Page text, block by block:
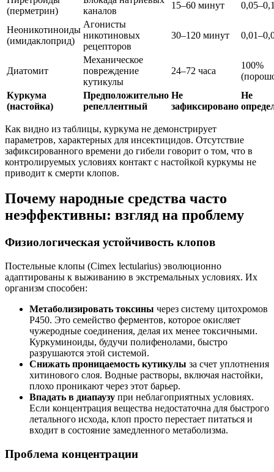
(перметрин)
каналов
15–60 минут
Неоникотиноиды
(имидаклоприд)
Агонисты
никотиновых
рецепторов
30–120 минут
Диатомит
Механическое
повреждение
кутикулы
24–72 часа
100%
Куркума
(настойка)
Предположительно
репеллентный
Не
зафиксировано
Не
Как видно из таблицы, куркума не демонстрирует
параметров, характерных для инсектицидов. Отсутствие
зафиксированного времени до гибели говорит о том, что в
контролируемых условиях контакт с настойкой куркумы не
приводит к смерти клопов.
Почему народные средства часто
неэффективны: взгляд на проблему
Физиологическая устойчивость клопов
Постельные клопы (Cimex lectularius) эволюционно
адаптированы к выживанию в экстремальных условиях. Их
организм способен:
Метаболизировать токсины через систему цитохромов
P450. Это семейство ферментов, которое окисляет
чужеродные соединения, делая их менее токсичными.
Куркуминоиды, будучи полифенолами, быстро
разрушаются этой системой.
Снижать проницаемость кутикулы за счет уплотнения
хитинового слоя. Водные растворы, включая настойки,
плохо проникают через этот барьер.
Впадать в диапаузу при неблагоприятных условиях.
Если концентрация вещества недостаточна для быстрого
летального исхода, клоп просто перестает питаться и
входит в состояние замедленного метаболизма.
Проблема концентрации